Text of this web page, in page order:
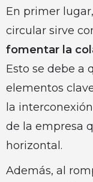
En primer
circular sirve
fomentar la
Esto se debe a
elementos
la
de la empresa
horizontal.
Además, al